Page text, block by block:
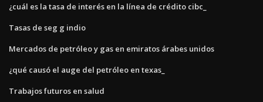
¿cuál es la tasa de interés en la línea de crédito cibc_
Tasas de seg g indio
Mercados de petróleo y gas en emiratos árabes unidos
¿qué causó el auge del petróleo en texas_
Trabajos futuros en salud